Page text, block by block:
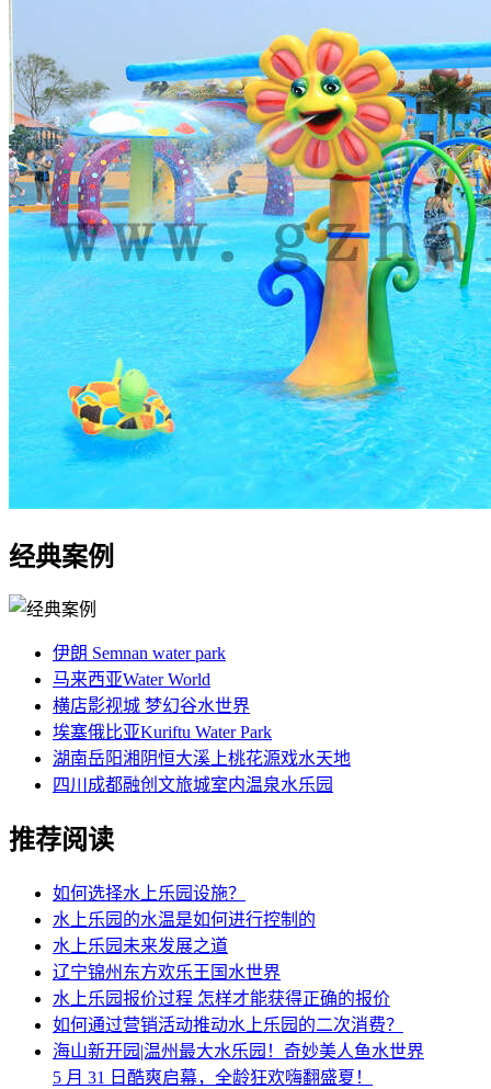
经典案例
伊朗 Semnan water park
马来西亚Water World
横店影视城 梦幻谷水世界
埃塞俄比亚Kuriftu Water Park
湖南岳阳湘阴恒大溪上桃花源戏水天地
四川成都融创文旅城室内温泉水乐园
推荐阅读
如何选择水上乐园设施？
水上乐园的水温是如何进行控制的
水上乐园未来发展之道
辽宁锦州东方欢乐王国水世界
水上乐园报价过程 怎样才能获得正确的报价
如何通过营销活动推动水上乐园的二次消费？
海山新开园|温州最大水乐园！奇妙美人鱼水世界
5 月 31 日酷爽启幕，全龄狂欢嗨翻盛夏！